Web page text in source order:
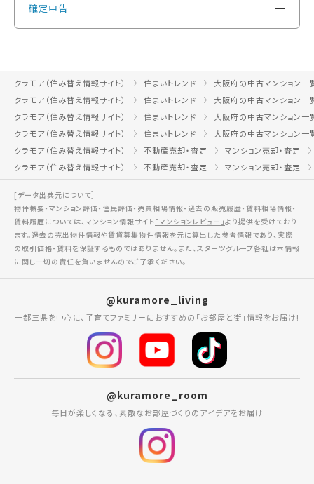
確定申告
クラモア（住み替え情報サイト） 住まいトレンド
大阪府の中古マンション一
クラモア（住み替え情報サイト）
住まいトレンド
大阪府の中古マンション一
クラモア（住み替え情報サイト）
住まいトレンド
大阪府の中古マンション一
クラモア（住み替え情報サイト）
住まいトレンド
大阪府の中古マンション一
クラモア（住み替え情報サイト）
不動産売却・査定
マンション売却・査定
クラモア（住み替え情報サイト）
不動産売却・査定 マンション売却・査定
[データ出典元について］
物件概要・マンション評価・住民評価・売買相場情報・過去の販売履歴・賃料相場情報・
賃料履歴については、マンション情報サイト「マンションレビュー」より提供を受けており
ます。過去の売出物件情報や賃貸募集物件情報を元に算出した参考情報であり、実際
の取引価格・賃料を保証するものではありません。また、スターツグループ各社は本情報
に関し一切の責任を負いませんのでご了承ください。
@kuramore_living
一都三県を中心に、子育てファミリーにおすすめの「お部屋と街」情報をお届け!
@kuramore_room
毎日が楽しくなる、素敵なお部屋づくりのアイデアをお届け